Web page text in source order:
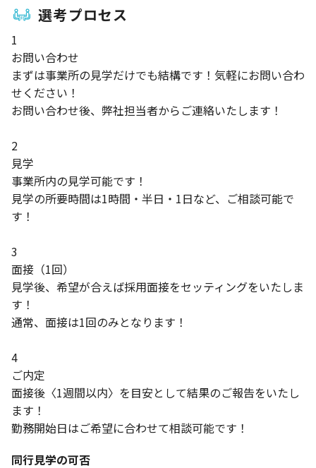
選考プロセス
1
お問い合わせ
まずは事業所の見学だけでも結構です！気軽にお問い合わ
せください！
お問い合わせ後、弊社担当者からご連絡いたします！
2
見学
事業所内の見学可能です！
見学の所要時間は1時間・半日・1日など、ご相談可能で
す！
3
面接（1回）
見学後、希望が合えば採用面接をセッティングをいたしま
す！
通常、面接は1回のみとなります！
4
ご内定
面接後〈1週間以内〉を目安として結果のご報告をいたし
ます！
勤務開始日はご希望に合わせて相談可能です！
同行見学の可否